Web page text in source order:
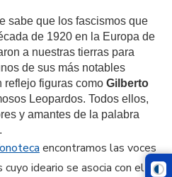
sabe que los fascismos que
de 1920 en la Europa de
a nuestras tierras para
de sus más notables
reflejo figuras como Gilberto
Leopardos. Todos ellos,
y amantes de la palabra
encontramos las voces
ideario se asocia con el de